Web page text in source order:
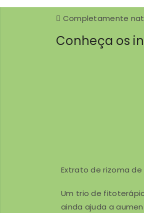
Completamente
Conheça os
Extrato de rizoma
Um trio de
ainda ajuda a